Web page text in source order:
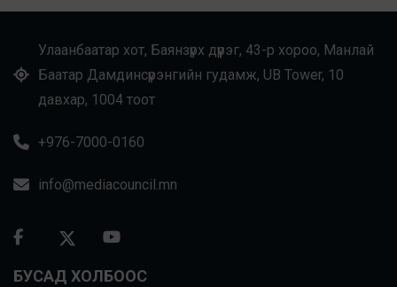
Улаанбаатар хот, Баянзүрх дүүрэг, 43-р хороо, Манлай
Баатар Дамдинсүрэнгийн гудамж, UB Tower, 10
давхар, 1004 тоот
+976-7000-0160
info@mediacouncil.mn
БУСАД ХОЛБООС